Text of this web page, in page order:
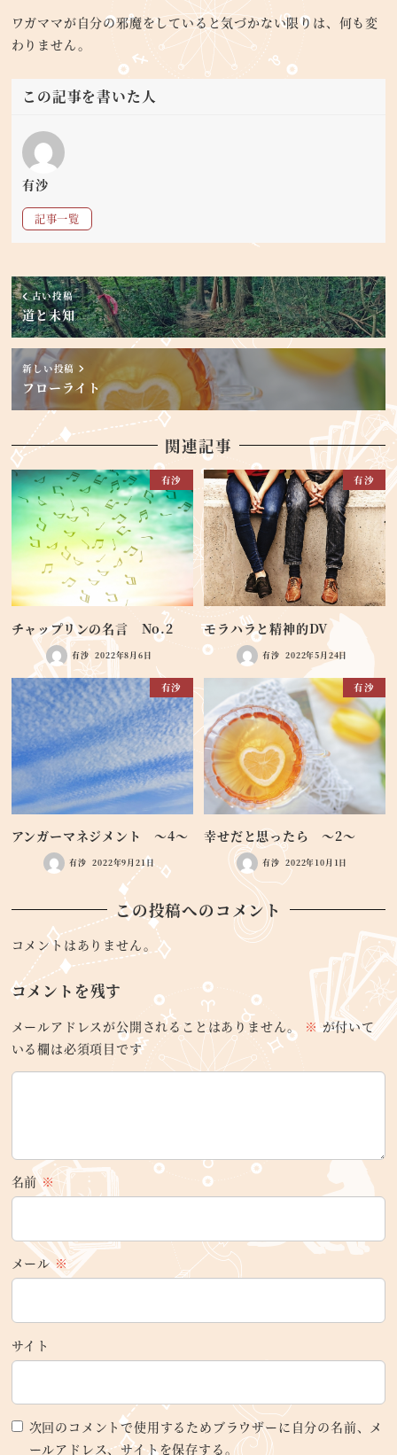
ワガママが自分の邪魔をしていると気づかない限りは、何も変
わりません。
この記事を書いた人
有沙
記事一覧
古い投稿
道と未知
新しい投稿
フローライト
関連記事
有沙
チャップリンの名言 No.2
有沙 2022年8月6日
有沙
モラハラと精神的DV
有沙 2022年5月24日
有沙
アンガーマネジメント ～4～
有沙 2022年9月21日
有沙
幸せだと思ったら ～2～
有沙 2022年10月1日
この投稿へのコメント
コメントはありません。
コメントを残す
メールアドレスが公開されることはありません。 ※ が付いて
いる欄は必須項目です
名前※
メール※
サイト
次回のコメントで使用するためブラウザーに自分の名前、メ
ールアドレス、サイトを保存する。